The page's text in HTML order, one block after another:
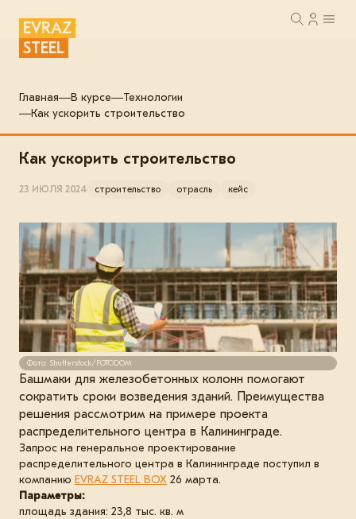
EVRAZ
STEEL
Главная В курсе
Технологии
Как ускорить строительство
Как ускорить строительство
23 ИЮЛЯ 2024 строительство отрасль кейс
Фото: Shutterstock/FOTODOM
Башмаки для железобетонных колонн помогают
сократить сроки возведения зданий. Преимущества
решения рассмотрим на примере проекта
распределительного центра в Калининграде.
Запрос на генеральное проектирование
распределительного центра в Калининграде поступил в
компанию EVRAZ STEEL BOX 26 марта.
Параметры:
площадь здания: 23,8 тыс. кв. м